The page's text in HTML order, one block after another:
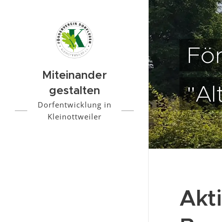
Miteinander
gestalten
Dorfentwicklung in
Kleinottweiler